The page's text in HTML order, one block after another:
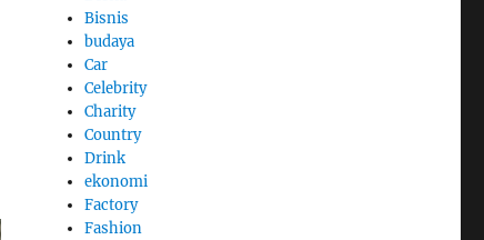
Bisnis
budaya
Car
Celebrity
Charity
Country
Drink
ekonomi
Factory
Fashion